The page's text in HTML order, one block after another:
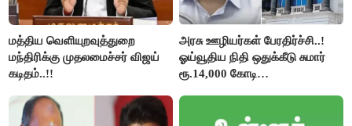
மத்திய வெளியுறவுத்துறை
மந்திரிக்கு முதலமைச்சர் விஜய்
கடிதம்..!!
அரசு ஊழியர்கள் பேரதிர்ச்சி..!
ஓய்வூதிய நிதி ஒதுக்கீடு சுமார்
ரூ.14,000 கோடி